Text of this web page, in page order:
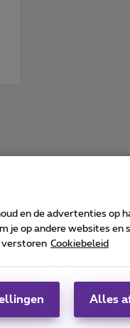
Carrier &
Proximus Group
en de advertenties op
op andere websites
verstoren Cookiebeleid
Alles